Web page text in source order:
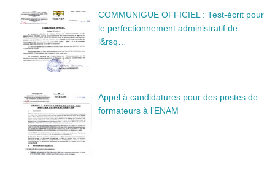
COMMUNIGUE OFFICIEL : Test-écrit pour
le perfectionnement administratif de
l&rsq…
Appel à candidatures pour des postes de
formateurs à l’ENAM